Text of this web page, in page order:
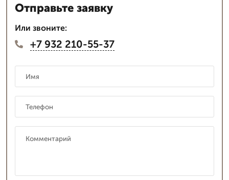
Отправьте заявку
Или звоните:
+7 932 210-55-37